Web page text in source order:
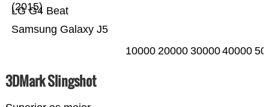
Samsung Galaxy J5
LG G4 Beat
(2015)
10000 20000 3000040000
3DMark Slingshot